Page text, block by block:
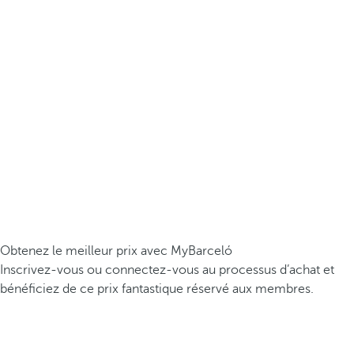
Obtenez le meilleur prix avec MyBarceló
Inscrivez-vous ou connectez-vous au processus d’achat et
bénéficiez de ce prix fantastique réservé aux membres.